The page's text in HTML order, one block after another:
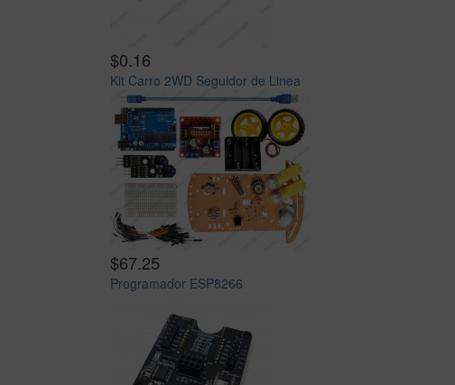
$0.16
Kit Carro 2WD Seguidor de Linea
$67.25
Programador ESP8266